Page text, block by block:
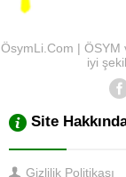
ÖsymLi.Com | ÖSYM
iyi
Site
Gizlilik Politikası